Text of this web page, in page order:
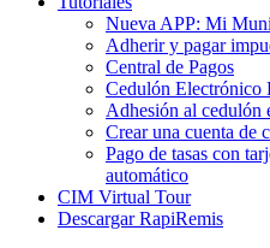
Nueva APP: Mi
Adherir y pagar
Central de Pagos
Cedulón Electrónico
Adhesión al cedulón
Crear una cuenta de
Pago de tasas con
automático
CIM Virtual Tour
Descargar RapiRemis